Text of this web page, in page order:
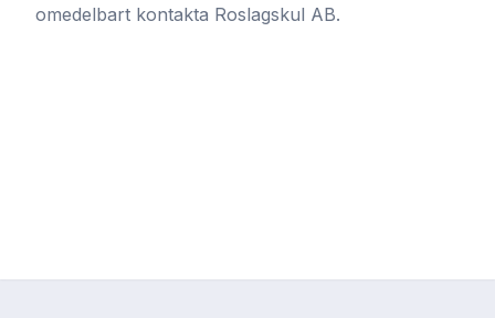
omedelbart kontakta Roslagskul AB.